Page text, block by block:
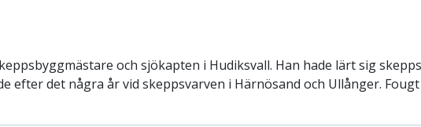
och sjökapten i Hudiksvall. Han hade lärt sig
efter det några år vid skeppsvarven i Härnösand och Ullånger.